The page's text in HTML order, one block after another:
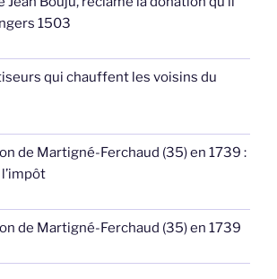
1503
qui chauffent les voisins du
de Martigné-Ferchaud (35) en 1739 :
de Martigné-Ferchaud (35) en 1739